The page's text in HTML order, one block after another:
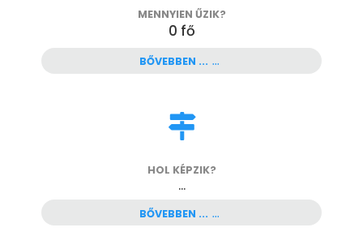
MENNYIEN ŰZIK?
0 fő
BŐVEBBEN ...
HOL KÉPZIK?
...
BŐVEBBEN ...